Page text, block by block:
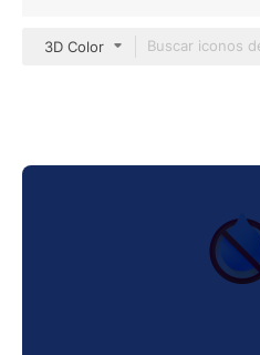
3D Color